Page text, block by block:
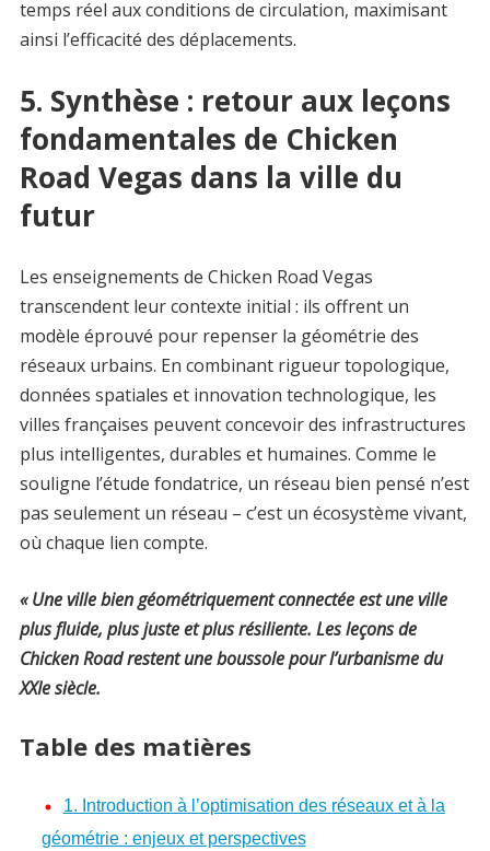
temps réel aux conditions de circulation, maximisant
ainsi l’efficacité des déplacements.
5. Synthèse : retour aux leçons
fondamentales de Chicken
Road Vegas dans la ville du
futur
Les enseignements de Chicken Road Vegas
transcendent leur contexte initial : ils offrent un
modèle éprouvé pour repenser la géométrie des
réseaux urbains. En combinant rigueur topologique,
données spatiales et innovation technologique, les
villes françaises peuvent concevoir des infrastructures
plus intelligentes, durables et humaines. Comme le
souligne l’étude fondatrice, un réseau bien pensé n’est
pas seulement un réseau – c’est un écosystème vivant,
où chaque lien compte.
« Une ville bien géométriquement connectée est une ville
plus fluide, plus juste et plus résiliente. Les leçons de
Chicken Road restent une boussole pour l’urbanisme du
XXIe siècle.
Table des matières
1. Introduction à l’optimisation des réseaux et à la
géométrie : enjeux et perspectives